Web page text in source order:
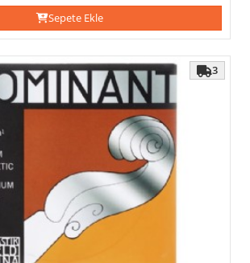
Sepete Ekle
3